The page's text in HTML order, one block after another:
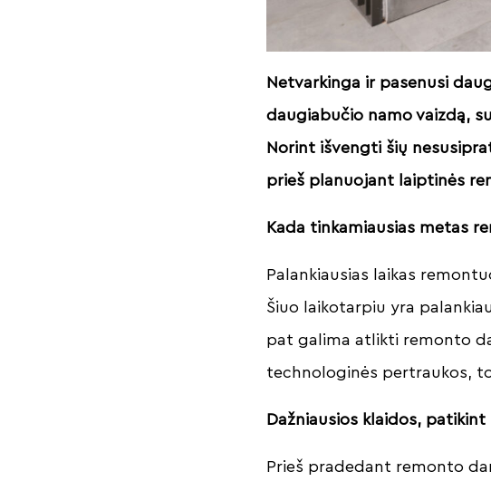
Netvarkinga ir pasenusi
daugiabučio namo vaizdą,
Norint išvengti šių
prieš planuojant laiptinės
Kada tinkamiausias metas
Palankiausias laikas
Šiuo laikotarpiu yra
pat galima atlikti remonto
technologinės pertraukos,
Dažniausios klaidos,
Prieš pradedant remonto